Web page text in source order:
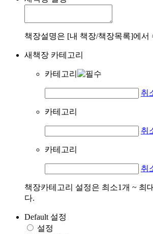
책장설명은 [내 책장/책장목록]에서
새책장 카테고리
카테고리
취
카테고리
취
카테고리
취
책장카테고리 설정은 최소1개 ~ 최
다.
Default 설정
설정